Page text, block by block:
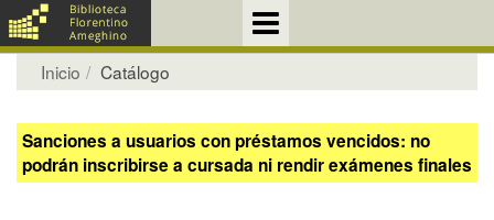
Inicio Catálogo
Sanciones a usuarios con préstamos vencidos: no
podrán inscribirse a cursada ni rendir exámenes finales